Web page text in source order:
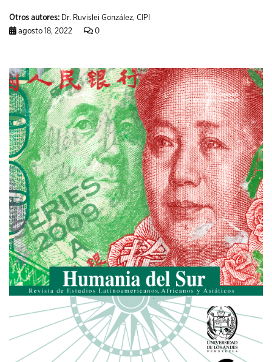
Otros autores: Dr. Ruvislei González, CIPI
agosto 18, 2022
0